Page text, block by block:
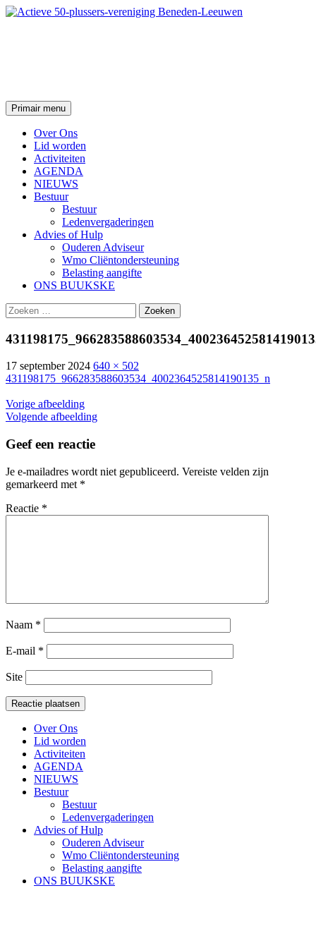
Ga
Zoeken
Primair menu
Over Ons
Lid worden
Activiteiten
AGENDA
NIEUWS
Bestuur
Bestuur
Ledenvergaderingen
Advies of Hulp
Ouderen Adviseur
Wmo Cliëntondersteuning
Belasting aangifte
ONS BUUKSKE
Zoeken
naar:
17 september 2024 640 × 502
431198175_966283588603534_4002364525814190135_n
Vorige afbeelding
Volgende afbeelding
Geef een reactie
Je e-mailadres wordt niet gepubliceerd. Vereiste velden zijn
gemarkeerd met *
Reactie *
Naam *
E-mail *
Site
Over Ons
Lid worden
Activiteiten
AGENDA
NIEUWS
Bestuur
Bestuur
Ledenvergaderingen
Advies of Hulp
Ouderen Adviseur
Wmo Cliëntondersteuning
Belasting aangifte
ONS BUUKSKE